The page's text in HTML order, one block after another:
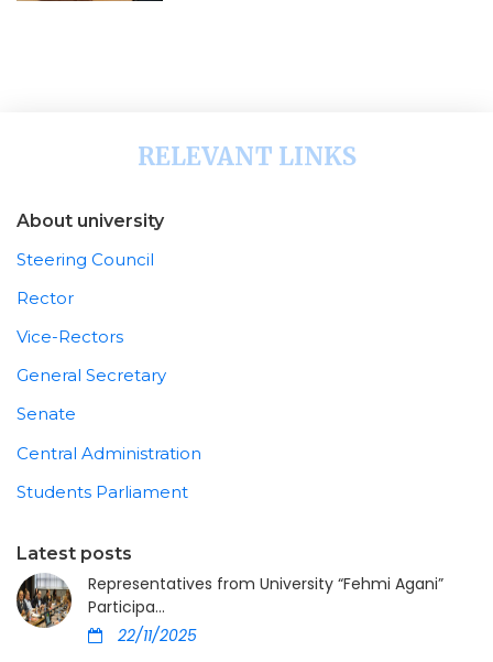
RELEVANT LINKS
About university
Steering Council
Rector
Vice-Rectors
General Secretary
Senate
Central Administration
Students Parliament
Latest posts
Representatives from University “Fehmi Agani”
Participa...
22/11/2025